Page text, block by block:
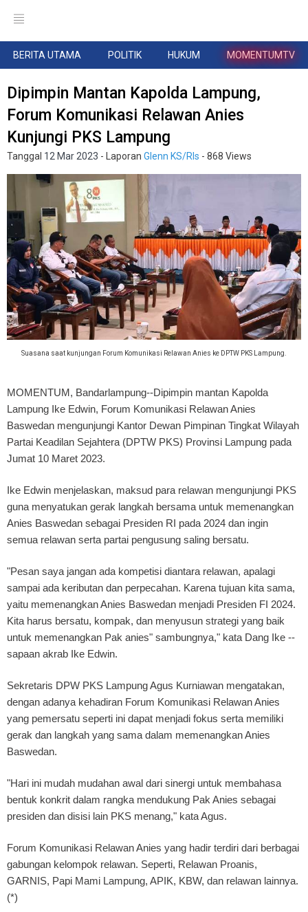
BERITA UTAMA POLITIK HUKUM MOMENTUMTV
Dipimpin Mantan Kapolda Lampung,
Forum Komunikasi Relawan Anies
Kunjungi PKS Lampung
Tanggal 12 Mar 2023 - Laporan Glenn KS/Rls - 868 Views
Suasana saat kunjungan Forum Komunikasi Relawan Anies ke DPTW PKS Lampung.
MOMENTUM, Bandarlampung--Dipimpin mantan Kapolda
Lampung Ike Edwin, Forum Komunikasi Relawan Anies
Baswedan mengunjungi Kantor Dewan Pimpinan Tingkat Wilayah
Partai Keadilan Sejahtera (DPTW PKS) Provinsi Lampung pada
Jumat 10 Maret 2023.
Ike Edwin menjelaskan, maksud para relawan mengunjungi PKS
guna menyatukan gerak langkah bersama untuk memenangkan
Anies Baswedan sebagai Presiden RI pada 2024 dan ingin
semua relawan serta partai pengusung saling bersatu.
"Pesan saya jangan ada kompetisi diantara relawan, apalagi
sampai ada keributan dan perpecahan. Karena tujuan kita sama,
yaitu memenangkan Anies Baswedan menjadi Presiden FI 2024.
Kita harus bersatu, kompak, dan menyusun strategi yang baik
untuk memenangkan Pak anies" sambungnya," kata Dang Ike --
sapaan akrab Ike Edwin.
Sekretaris DPW PKS Lampung Agus Kurniawan mengatakan,
dengan adanya kehadiran Forum Komunikasi Relawan Anies
yang pemersatu seperti ini dapat menjadi fokus serta memiliki
gerak dan langkah yang sama dalam memenangkan Anies
Baswedan.
"Hari ini mudah mudahan awal dari sinergi untuk membahasa
bentuk konkrit dalam rangka mendukung Pak Anies sebagai
presiden dan disisi lain PKS menang," kata Agus.
Forum Komunikasi Relawan Anies yang hadir terdiri dari berbagai
gabungan kelompok relawan. Seperti, Relawan Proanis,
GARNIS, Papi Mami Lampung, APIK, KBW, dan relawan lainnya.
(*)